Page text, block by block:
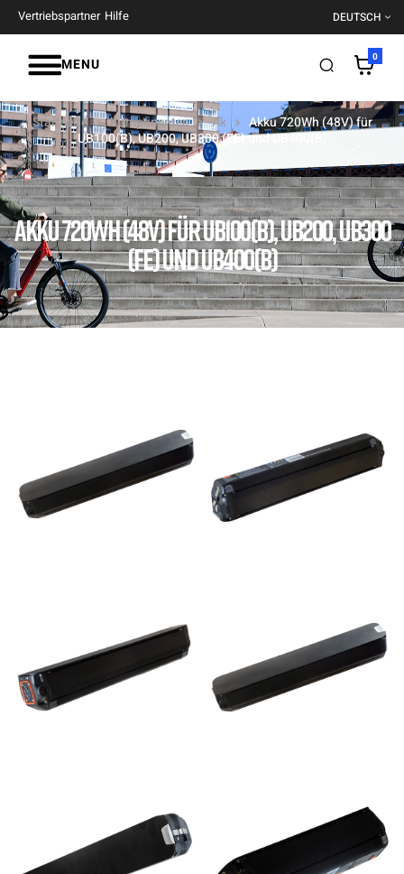
Vertriebspartner Hilfe DEUTSCH
MENU 0
AKKU 720WH (48V) FÜR UB100(B), UB200, UB300
(FE) UND UB400(B)
Startseite Komponenten Ak
Akku 720Wh (48V) für
UB100(B), UB200, UB300 (FE) und UB400(B)